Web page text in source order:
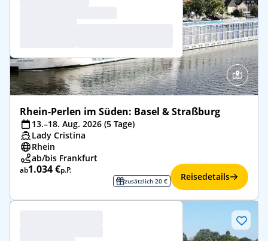
Rhein-Perlen im Süden: Basel & Straßburg
13.–18. Aug. 2026 (5 Tage)
Lady Cristina
Rhein
ab/bis Frankfurt
ab1.034 €p.P.
zusätzlich 20 € Reisedetails